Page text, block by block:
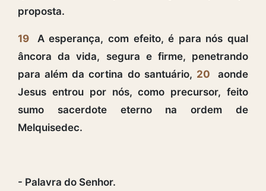
proposta.
19
A esperança, com efeito, é para nós qual
âncora da vida, segura e firme, penetrando
para além da cortina do santuário, 20
aonde
Jesus entrou por nós, como precursor, feito
sumo sacerdote eterno na ordem de
Melquisedec.
- Palavra do Senhor.